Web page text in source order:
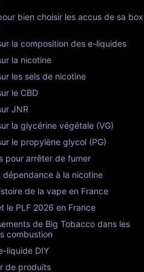
bien choisir les accus de sa box
la composition des e-liquides
la nicotine
les sels de nicotine
le CBD
JNR
la glycérine végétale (VG)
le propylène glycol (PG)
pour arrêter de fumer
dépendance à la nicotine
de la vape en France
le PLF 2026 en France
de Big Tobacco dans les
combustion
liquide DIY
de produits